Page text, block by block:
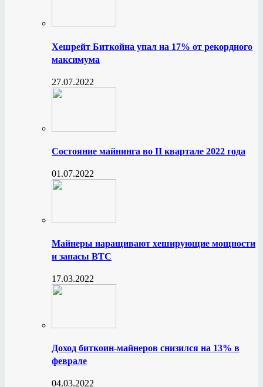
Хешрейт Биткойна упал на 17% от рекордного
максимума
27.07.2022
Состояние майнинга во II квартале 2022 года
01.07.2022
Майнеры наращивают хеширующие мощности
и запасы BTC
17.03.2022
Доход биткоин-майнеров снизился на 13% в
феврале
04.03.2022